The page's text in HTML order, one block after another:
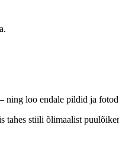
loo endale pildid ja
tahes stiili õlimaalist